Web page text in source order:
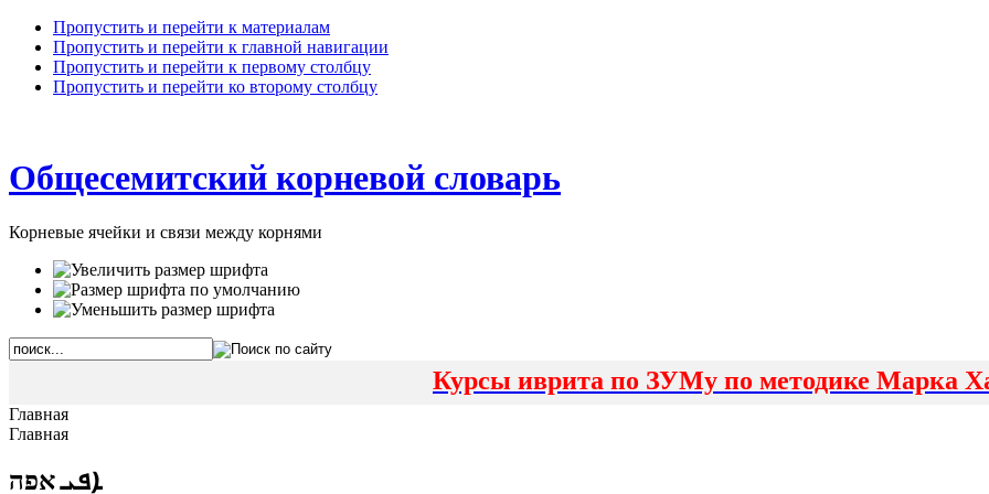
Пропустить и перейти к материалам
Пропустить и перейти к главной навигации
Пропустить и перейти к первому столбцу
Пропустить и перейти ко второму столбцу
Общесемитский корневой словарь
Корневые ячейки и связи между корнями
Курсы иврита по ЗУМу по методике Марка
Главная
Главная
ܐܦܝ אפה